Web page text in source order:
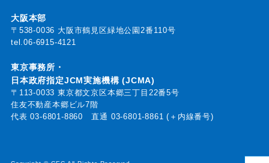
大阪本部
〒538-0036 大阪市鶴見区緑地公園2番110号
tel.06-6915-4121
東京事務所・
日本政府指定JCM実施機構 (JCMA)
〒113-0033 東京都文京区本郷三丁目22番5号
住友不動産本郷ビル7階
代表03-6801-8860 直通 03-6801-8861 (＋内線番号)